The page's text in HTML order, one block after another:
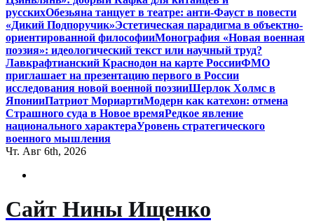
русскихОбезьяна танцует в театре: анти-Фауст в повести
«Дикий Подпоручик»Эстетическая парадигма в объектно-
ориентированной философииМонография «Новая военная
поэзия»: идеологический текст или научный труд?
Лавкрафтианский Краснодон на карте РоссииФМО
приглашает на презентацию первого в России
исследования новой военной поэзииШерлок Холмс в
ЯпонииПатриот МориартиМодерн как катехон: отмена
Страшного суда в Новое времяРедкое явление
национального характераУровень стратегического
военного мышления
Чт. Авг 6th, 2026
Сайт Нины Ищенко